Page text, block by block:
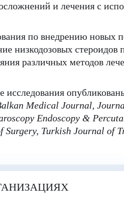
и лечения с
по внедрению новых
низкодозовых стероидов
различных методов
исследования
Medical Journal,
Endoscopy &
Turkish Journal of